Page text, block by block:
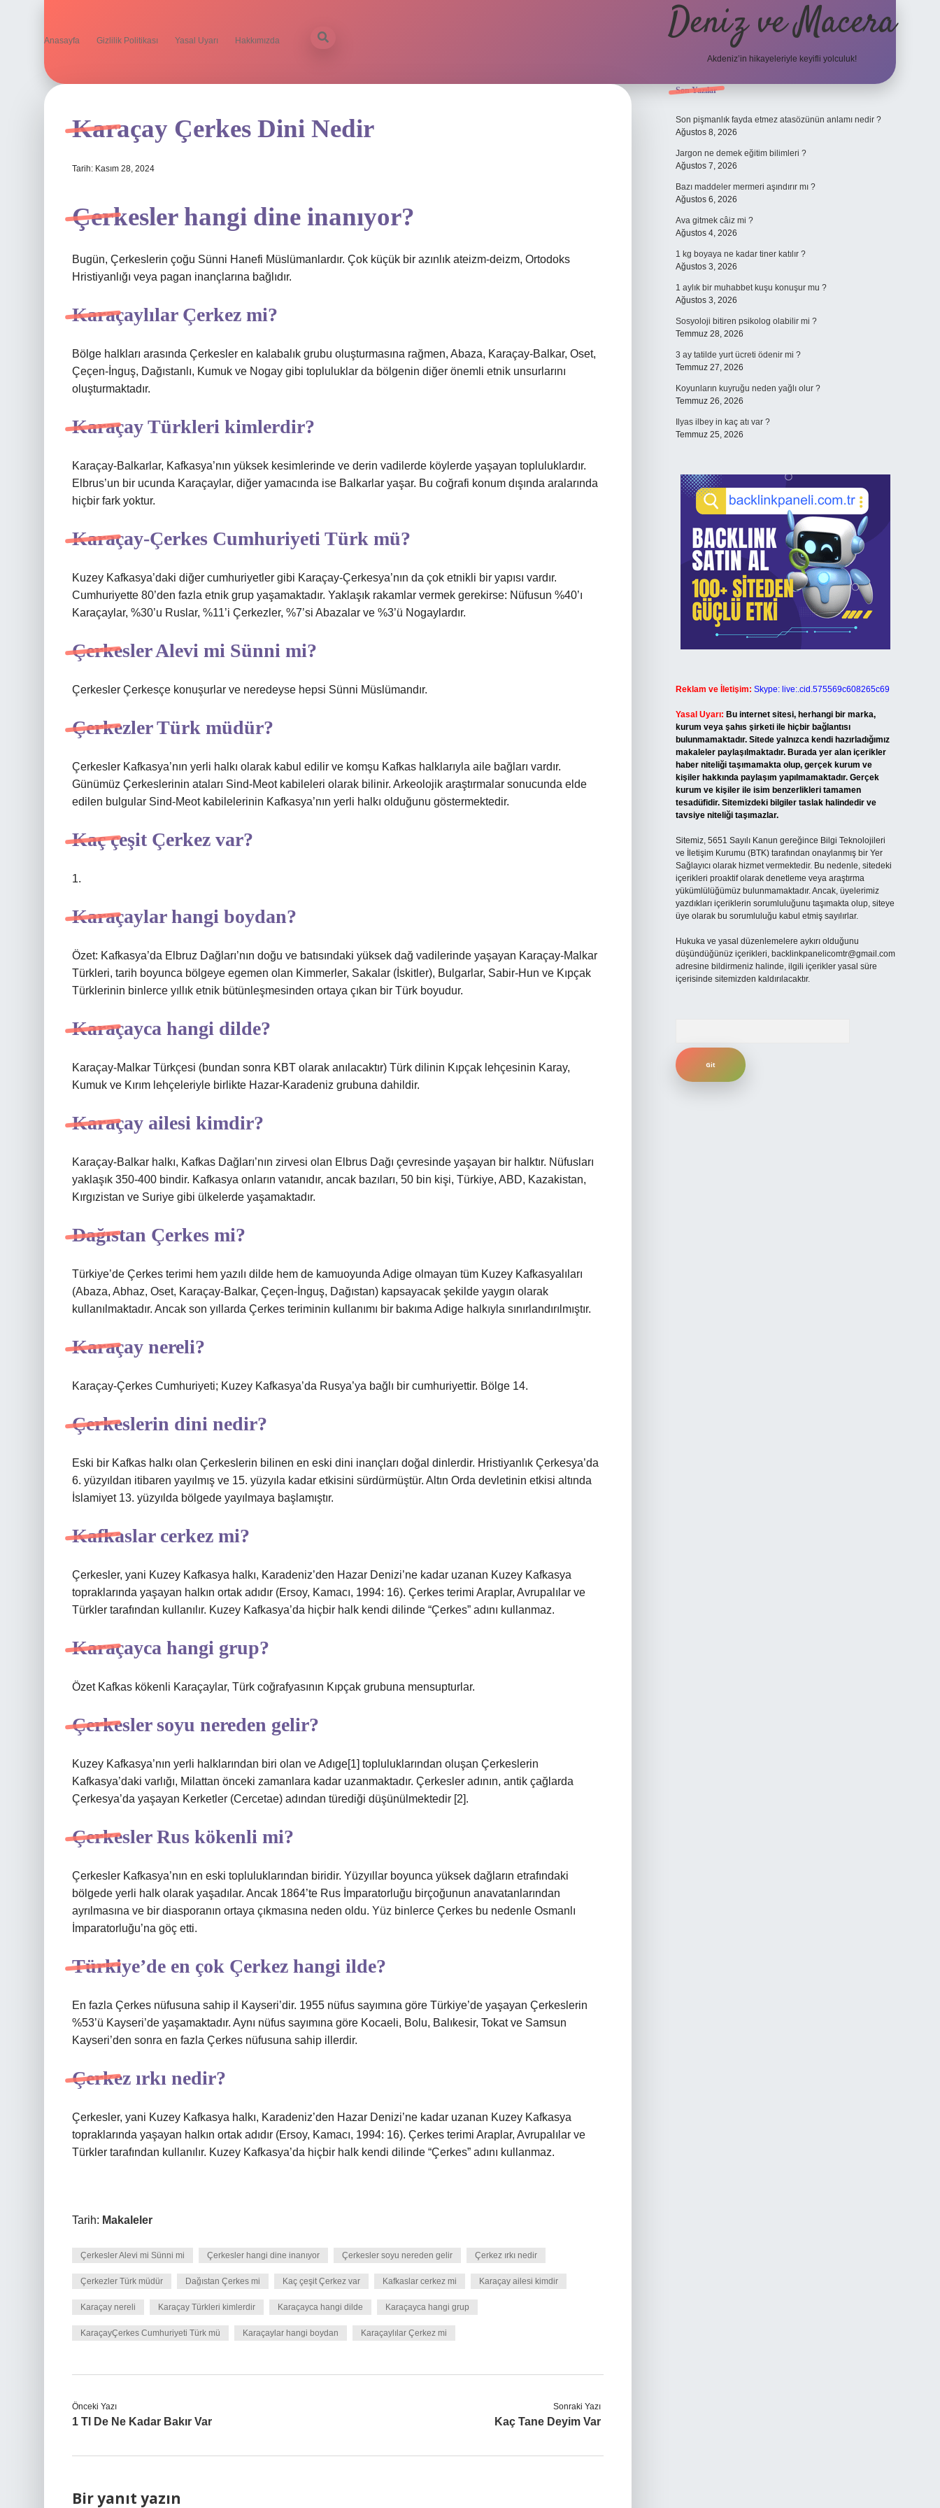
Anasayfa Gizlilik Politikası Yasal Uyarı Hakkımızda Deniz ve Macera
Akdeniz’in hikayeleriyle keyifli yolculuk!
Karaçay Çerkes Dini Nedir
Tarih: Kasım 28, 2024
Çerkesler hangi dine inanıyor?
Bugün, Çerkeslerin çoğu Sünni Hanefi Müslümanlardır. Çok küçük bir azınlık ateizm-deizm, Ortodoks
Hristiyanlığı veya pagan inançlarına bağlıdır.
Karaçaylılar Çerkez mi?
Bölge halkları arasında Çerkesler en kalabalık grubu oluşturmasına rağmen, Abaza, Karaçay-Balkar, Oset,
Çeçen-İnguş, Dağıstanlı, Kumuk ve Nogay gibi topluluklar da bölgenin diğer önemli etnik unsurlarını
oluşturmaktadır.
Karaçay Türkleri kimlerdir?
Karaçay-Balkarlar, Kafkasya’nın yüksek kesimlerinde ve derin vadilerde köylerde yaşayan topluluklardır.
Elbrus’un bir ucunda Karaçaylar, diğer yamacında ise Balkarlar yaşar. Bu coğrafi konum dışında aralarında
hiçbir fark yoktur.
Karaçay-Çerkes Cumhuriyeti Türk mü?
Kuzey Kafkasya’daki diğer cumhuriyetler gibi Karaçay-Çerkesya’nın da çok etnikli bir yapısı vardır.
Cumhuriyette 80’den fazla etnik grup yaşamaktadır. Yaklaşık rakamlar vermek gerekirse: Nüfusun %40’ı
Karaçaylar, %30’u Ruslar, %11’i Çerkezler, %7’si Abazalar ve %3’ü Nogaylardır.
Çerkesler Alevi mi Sünni mi?
Çerkesler Çerkesçe konuşurlar ve neredeyse hepsi Sünni Müslümandır.
Çerkezler Türk müdür?
Çerkesler Kafkasya’nın yerli halkı olarak kabul edilir ve komşu Kafkas halklarıyla aile bağları vardır.
Günümüz Çerkeslerinin ataları Sind-Meot kabileleri olarak bilinir. Arkeolojik araştırmalar sonucunda elde
edilen bulgular Sind-Meot kabilelerinin Kafkasya’nın yerli halkı olduğunu göstermektedir.
Kaç çeşit Çerkez var?
1.
Karaçaylar hangi boydan?
Özet: Kafkasya’da Elbruz Dağları’nın doğu ve batısındaki yüksek dağ vadilerinde yaşayan Karaçay-Malkar
Türkleri, tarih boyunca bölgeye egemen olan Kimmerler, Sakalar (İskitler), Bulgarlar, Sabir-Hun ve Kıpçak
Türklerinin binlerce yıllık etnik bütünleşmesinden ortaya çıkan bir Türk boyudur.
Karaçayca hangi dilde?
Karaçay-Malkar Türkçesi (bundan sonra KBT olarak anılacaktır) Türk dilinin Kıpçak lehçesinin Karay,
Kumuk ve Kırım lehçeleriyle birlikte Hazar-Karadeniz grubuna dahildir.
Karaçay ailesi kimdir?
Karaçay-Balkar halkı, Kafkas Dağları’nın zirvesi olan Elbrus Dağı çevresinde yaşayan bir halktır. Nüfusları
yaklaşık 350-400 bindir. Kafkasya onların vatanıdır, ancak bazıları, 50 bin kişi, Türkiye, ABD, Kazakistan,
Kırgızistan ve Suriye gibi ülkelerde yaşamaktadır.
Dağıstan Çerkes mi?
Türkiye’de Çerkes terimi hem yazılı dilde hem de kamuoyunda Adige olmayan tüm Kuzey Kafkasyalıları
(Abaza, Abhaz, Oset, Karaçay-Balkar, Çeçen-İnguş, Dağıstan) kapsayacak şekilde yaygın olarak
kullanılmaktadır. Ancak son yıllarda Çerkes teriminin kullanımı bir bakıma Adige halkıyla sınırlandırılmıştır.
Karaçay nereli?
Karaçay-Çerkes Cumhuriyeti; Kuzey Kafkasya’da Rusya’ya bağlı bir cumhuriyettir. Bölge 14.
Çerkeslerin dini nedir?
Eski bir Kafkas halkı olan Çerkeslerin bilinen en eski dini inançları doğal dinlerdir. Hristiyanlık Çerkesya’da
6. yüzyıldan itibaren yayılmış ve 15. yüzyıla kadar etkisini sürdürmüştür. Altın Orda devletinin etkisi altında
İslamiyet 13. yüzyılda bölgede yayılmaya başlamıştır.
Kafkaslar cerkez mi?
Çerkesler, yani Kuzey Kafkasya halkı, Karadeniz’den Hazar Denizi’ne kadar uzanan Kuzey Kafkasya
topraklarında yaşayan halkın ortak adıdır (Ersoy, Kamacı, 1994: 16). Çerkes terimi Araplar, Avrupalılar ve
Türkler tarafından kullanılır. Kuzey Kafkasya’da hiçbir halk kendi dilinde “Çerkes” adını kullanmaz.
Karaçayca hangi grup?
Özet Kafkas kökenli Karaçaylar, Türk coğrafyasının Kıpçak grubuna mensupturlar.
Çerkesler soyu nereden gelir?
Kuzey Kafkasya’nın yerli halklarından biri olan ve Adıge[1] topluluklarından oluşan Çerkeslerin
Kafkasya’daki varlığı, Milattan önceki zamanlara kadar uzanmaktadır. Çerkesler adının, antik çağlarda
Çerkesya’da yaşayan Kerketler (Cercetae) adından türediği düşünülmektedir [2].
Çerkesler Rus kökenli mi?
Çerkesler Kafkasya’nın en eski topluluklarından biridir. Yüzyıllar boyunca yüksek dağların etrafındaki
bölgede yerli halk olarak yaşadılar. Ancak 1864’te Rus İmparatorluğu birçoğunun anavatanlarından
ayrılmasına ve bir diasporanın ortaya çıkmasına neden oldu. Yüz binlerce Çerkes bu nedenle Osmanlı
İmparatorluğu’na göç etti.
Türkiye’de en çok Çerkez hangi ilde?
En fazla Çerkes nüfusuna sahip il Kayseri’dir. 1955 nüfus sayımına göre Türkiye’de yaşayan Çerkeslerin
%53’ü Kayseri’de yaşamaktadır. Aynı nüfus sayımına göre Kocaeli, Bolu, Balıkesir, Tokat ve Samsun
Kayseri’den sonra en fazla Çerkes nüfusuna sahip illerdir.
Çerkez ırkı nedir?
Çerkesler, yani Kuzey Kafkasya halkı, Karadeniz’den Hazar Denizi’ne kadar uzanan Kuzey Kafkasya
topraklarında yaşayan halkın ortak adıdır (Ersoy, Kamacı, 1994: 16). Çerkes terimi Araplar, Avrupalılar ve
Türkler tarafından kullanılır. Kuzey Kafkasya’da hiçbir halk kendi dilinde “Çerkes” adını kullanmaz.
Tarih: Makaleler
Çerkesler Alevi mi Sünni mi Çerkesler hangi dine inanıyor Çerkesler soyu nereden gelir Çerkez ırkı nedir
Çerkezler Türk müdür Dağıstan Çerkes mi Kaç çeşit Çerkez var Kafkaslar cerkez mi Karaçay ailesi kimdir
Karaçay nereli Karaçay Türkleri kimlerdir Karaçayca hangi dilde Karaçayca hangi grup
KaraçayÇerkes Cumhuriyeti Türk mü Karaçaylar hangi boydan Karaçaylılar Çerkez mi
Önceki Yazı
1 Tl De Ne Kadar Bakır Var
Sonraki Yazı
Kaç Tane Deyim Var
Bir yanıt yazın
Sidebar
Son Yazılar
Son pişmanlık fayda etmez atasözünün anlamı nedir ?
Ağustos 8, 2026
Jargon ne demek eğitim bilimleri ?
Ağustos 7, 2026
Bazı maddeler mermeri aşındırır mı ?
Ağustos 6, 2026
Ava gitmek câiz mi ?
Ağustos 4, 2026
1 kg boyaya ne kadar tiner katılır ?
Ağustos 3, 2026
1 aylık bir muhabbet kuşu konuşur mu ?
Ağustos 3, 2026
Sosyoloji bitiren psikolog olabilir mi ?
Temmuz 28, 2026
3 ay tatilde yurt ücreti ödenir mi ?
Temmuz 27, 2026
Koyunların kuyruğu neden yağlı olur ?
Temmuz 26, 2026
Ilyas ilbey in kaç atı var ?
Temmuz 25, 2026
Reklam ve İletişim: Skype: live:.cid.575569c608265c69
Yasal Uyarı: Bu internet sitesi, herhangi bir marka,
kurum veya şahıs şirketi ile hiçbir bağlantısı
bulunmamaktadır. Sitede yalnızca kendi hazırladığımız
makaleler paylaşılmaktadır. Burada yer alan içerikler
haber niteliği taşımamakta olup, gerçek kurum ve
kişiler hakkında paylaşım yapılmamaktadır. Gerçek
kurum ve kişiler ile isim benzerlikleri tamamen
tesadüfidir. Sitemizdeki bilgiler taslak halindedir ve
tavsiye niteliği taşımazlar.
Sitemiz, 5651 Sayılı Kanun gereğince Bilgi Teknolojileri
ve İletişim Kurumu (BTK) tarafından onaylanmış bir Yer
Sağlayıcı olarak hizmet vermektedir. Bu nedenle, sitedeki
içerikleri proaktif olarak denetleme veya araştırma
yükümlülüğümüz bulunmamaktadır. Ancak, üyelerimiz
yazdıkları içeriklerin sorumluluğunu taşımakta olup, siteye
üye olarak bu sorumluluğu kabul etmiş sayılırlar.
Hukuka ve yasal düzenlemelere aykırı olduğunu
düşündüğünüz içerikleri, backlinkpanelicomtr@gmail.com
adresine bildirmeniz halinde, ilgili içerikler yasal süre
içerisinde sitemizden kaldırılacaktır.